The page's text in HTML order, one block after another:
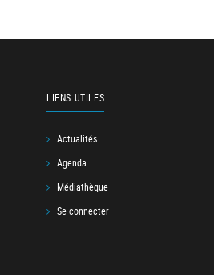
LIENS UTILES
Actualités
Agenda
Médiathèque
Se connecter